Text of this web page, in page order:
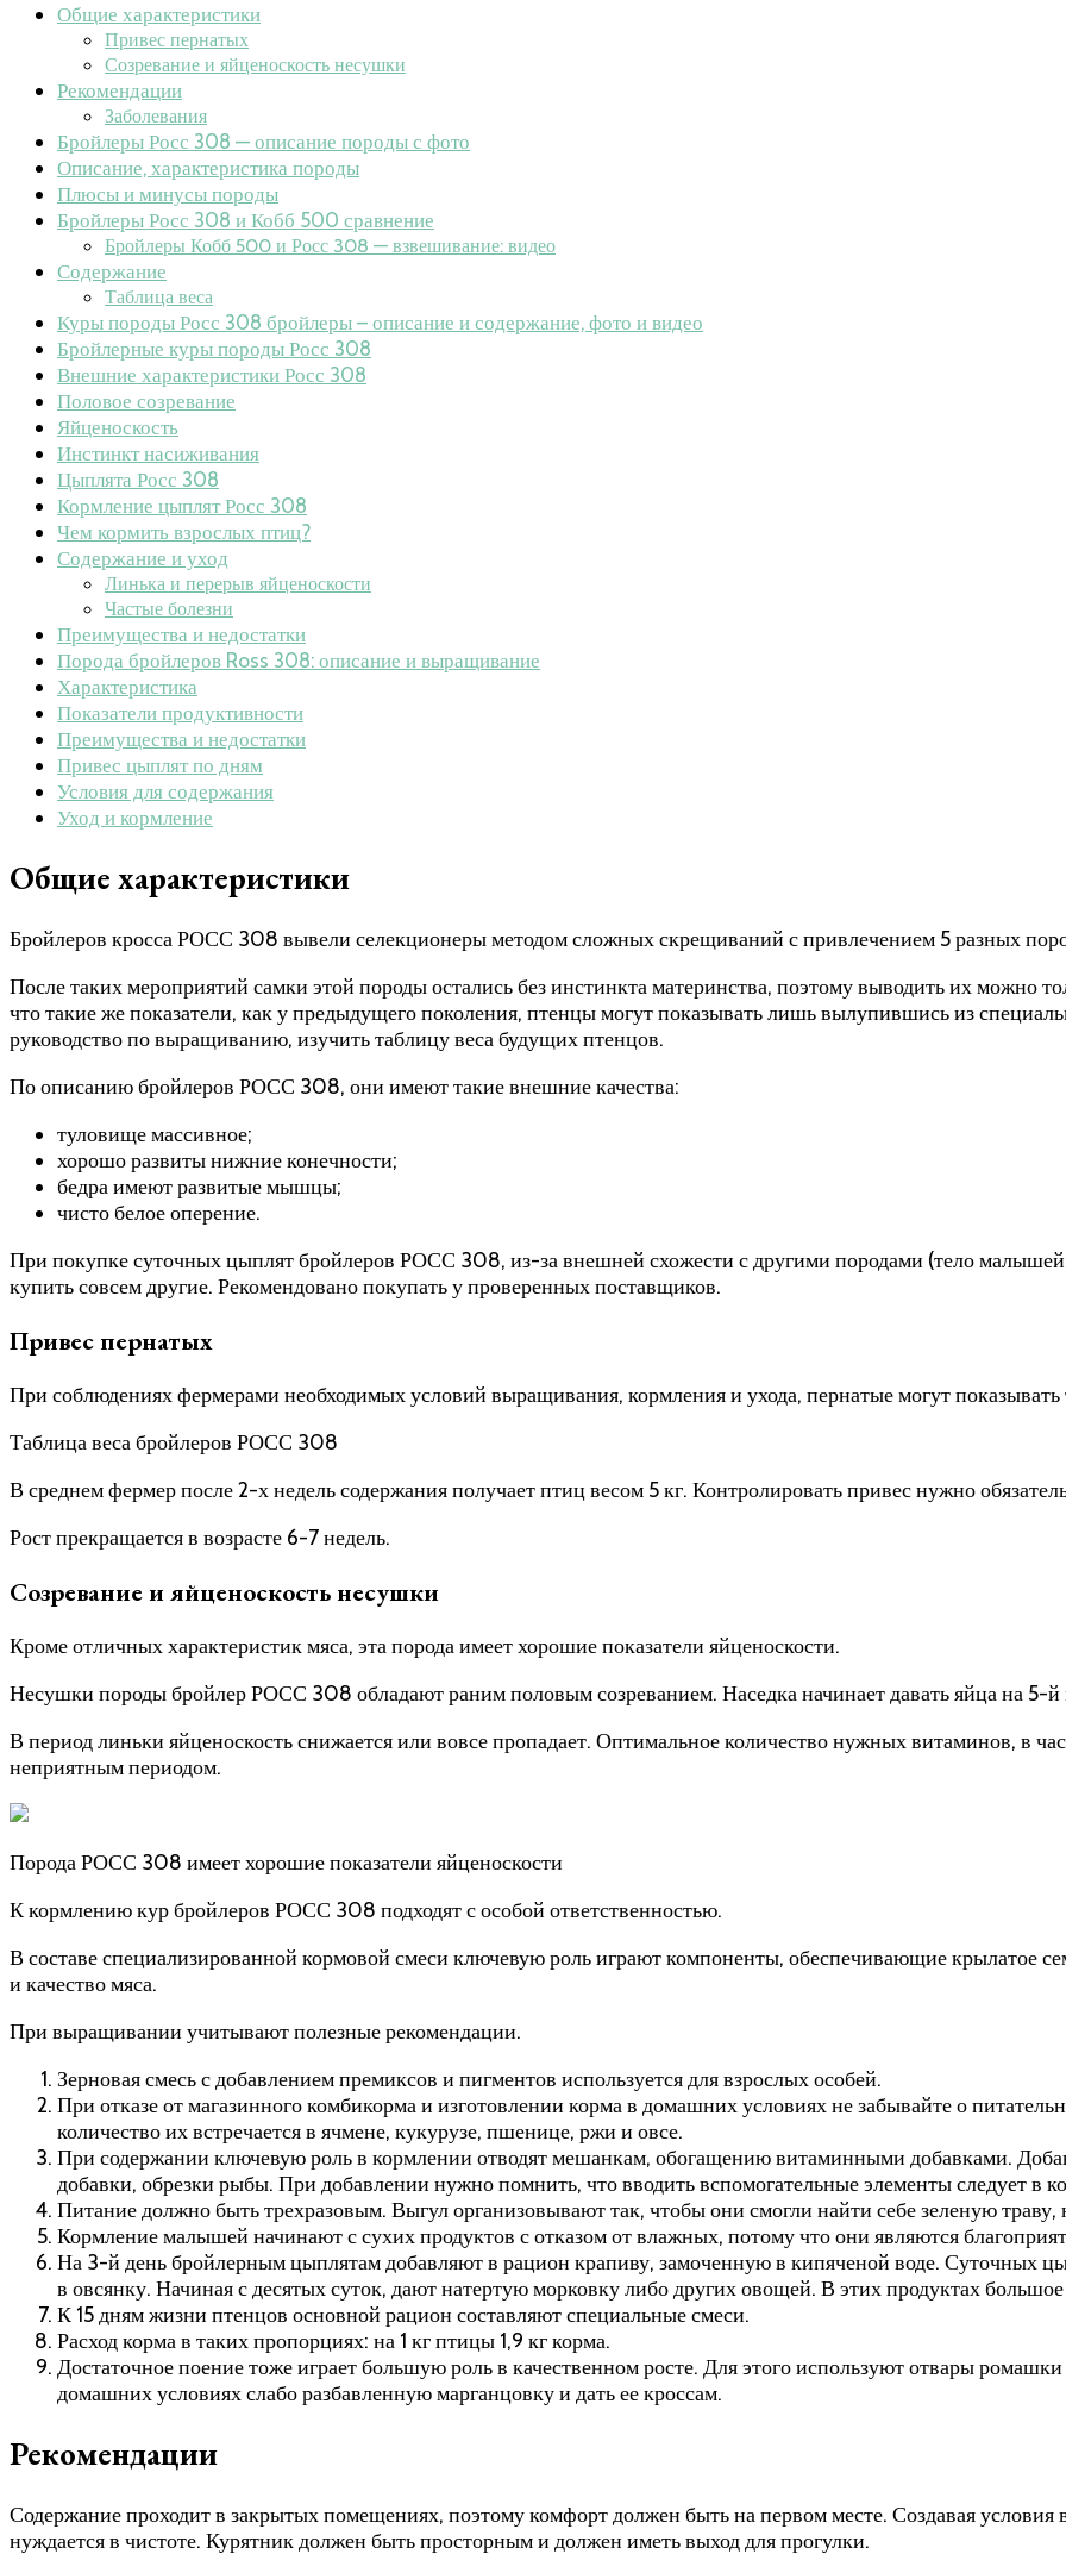
Общие характеристики
Привес пернатых
Созревание и яйценоскость несушки
Рекомендации
Заболевания
Бройлеры Росс 308 — описание породы с фото
Описание, характеристика породы
Плюсы и минусы породы
Бройлеры Росс 308 и Кобб 500 сравнение
Бройлеры Кобб 500 и Росс 308 — взвешивание: видео
Содержание
Таблица веса
Куры породы Росс 308 бройлеры – описание и содержание, фото и видео
Бройлерные куры породы Росс 308
Внешние характеристики Росс 308
Половое созревание
Яйценоскость
Инстинкт насиживания
Цыплята Росс 308
Кормление цыплят Росс 308
Чем кормить взрослых птиц?
Содержание и уход
Линька и перерыв яйценоскости
Частые болезни
Преимущества и недостатки
Порода бройлеров Ross 308: описание и выращивание
Характеристика
Показатели продуктивности
Преимущества и недостатки
Привес цыплят по дням
Условия для содержания
Уход и кормление
Общие характеристики
Бройлеров кросса РОСС 308 вывели селекционеры методом сложных скрещиваний с привлечением 5 разных
После таких мероприятий самки этой породы остались без инстинкта материнства, поэтому выводить их можно
что такие же показатели, как у предыдущего поколения, птенцы могут показывать лишь вылупившись из
руководство по выращиванию, изучить таблицу веса будущих птенцов.
По описанию бройлеров РОСС 308, они имеют такие внешние качества:
туловище массивное;
хорошо развиты нижние конечности;
бедра имеют развитые мышцы;
чисто белое оперение.
При покупке суточных цыплят бройлеров РОСС 308, из-за внешней схожести с другими породами (тело
купить совсем другие. Рекомендовано покупать у проверенных поставщиков.
Привес пернатых
При соблюдениях фермерами необходимых условий выращивания, кормления и ухода, пернатые могут показывать
Таблица веса бройлеров РОСС 308
В среднем фермер после 2-х недель содержания получает птиц весом 5 кг. Контролировать привес нужно
Рост прекращается в возрасте 6-7 недель.
Созревание и яйценоскость несушки
Кроме отличных характеристик мяса, эта порода имеет хорошие показатели яйценоскости.
Несушки породы бройлер РОСС 308 обладают раним половым созреванием. Наседка начинает давать яйца на 5-й
В период линьки яйценоскость снижается или вовсе пропадает. Оптимальное количество нужных витаминов, в
неприятным периодом.
Порода РОСС 308 имеет хорошие показатели яйценоскости
К кормлению кур бройлеров РОСС 308 подходят с особой ответственностью.
В составе специализированной кормовой смеси ключевую роль играют компоненты, обеспечивающие крылатое
и качество мяса.
При выращивании учитывают полезные рекомендации.
Зерновая смесь с добавлением премиксов и пигментов используется для взрослых особей.
При отказе от магазинного комбикорма и изготовлении корма в домашних условиях не забывайте о
количество их встречается в ячмене, кукурузе, пшенице, ржи и овсе.
При содержании ключевую роль в кормлении отводят мешанкам, обогащению витаминными добавками.
добавки, обрезки рыбы. При добавлении нужно помнить, что вводить вспомогательные элементы следует в
Питание должно быть трехразовым. Выгул организовывают так, чтобы они смогли найти себе зеленую
Кормление малышей начинают с сухих продуктов с отказом от влажных, потому что они являются
На 3-й день бройлерным цыплятам добавляют в рацион крапиву, замоченную в кипяченой воде. Суточных
в овсянку. Начиная с десятых суток, дают натертую морковку либо других овощей. В этих продуктах
К 15 дням жизни птенцов основной рацион составляют специальные смеси.
Расход корма в таких пропорциях: на 1 кг птицы 1,9 кг корма.
Достаточное поение тоже играет большую роль в качественном росте. Для этого используют отвары
домашних условиях слабо разбавленную марганцовку и дать ее кроссам.
Рекомендации
Содержание проходит в закрытых помещениях, поэтому комфорт должен быть на первом месте. Создавая условия
нуждается в чистоте. Курятник должен быть просторным и должен иметь выход для прогулки.